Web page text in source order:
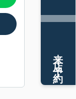
来店予約